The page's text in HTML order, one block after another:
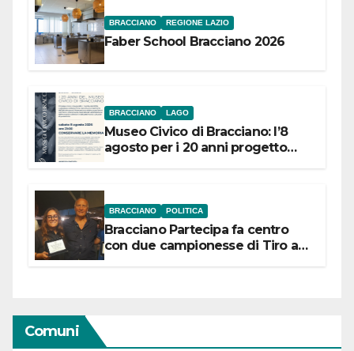
BRACCIANO REGIONE LAZIO
Faber School Bracciano 2026
BRACCIANO LAGO
Museo Civico di Bracciano: l’8
agosto per i 20 anni progetto
BRACCIANO POLITICA
Bracciano Partecipa fa centro
con due campionesse di Tiro a
Comuni